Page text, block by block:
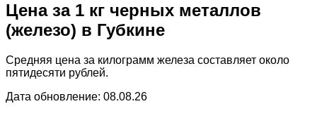
Цена за 1 кг черных металлов
(железо) в Губкине
Средняя цена за килограмм железа составляет около
пятидесяти рублей.
Дата обновление: 08.08.26